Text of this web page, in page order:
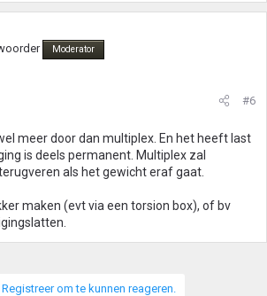
Moderator
#6
meer door dan multiplex. En het heeft last
is deels permanent. Multiplex zal
als het gewicht eraf gaat.
maken (evt via een torsion box), of bv
om te kunnen reageren.